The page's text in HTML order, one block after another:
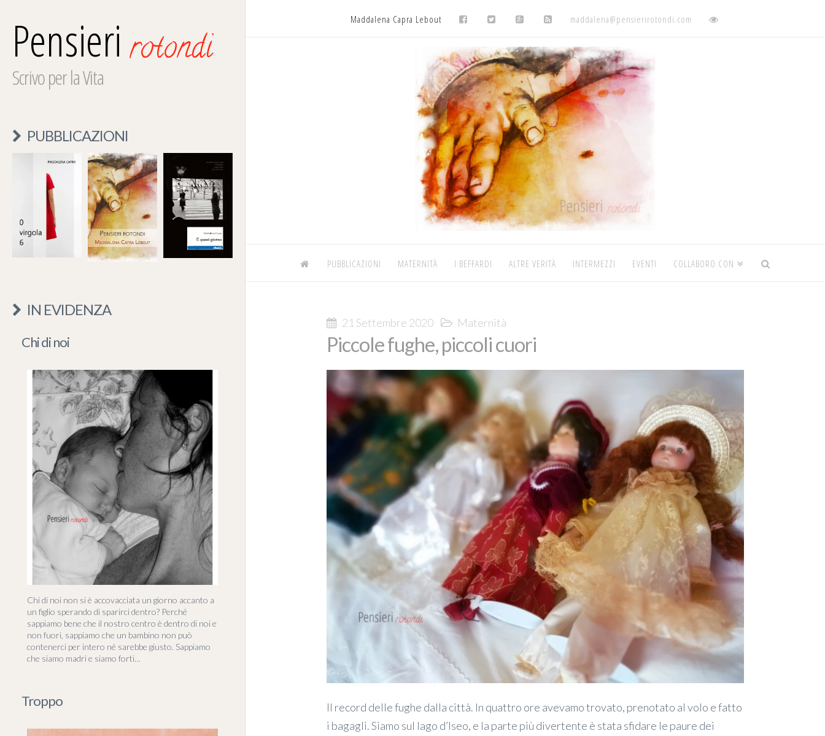
Maddalena Capra Lebout maddalena@pensierirotondi.com
PUBBLICAZIONI MATERNITÀ I BEFFARDI ALTRE VERITÀ INTERMEZZI EVENTI COLLABORO CON
21 Settembre 2020 Maternità
Piccole fughe, piccoli cuori
Il record delle fughe dalla città. In quattro ore avevamo trovato, prenotato al volo e fatto
i bagagli. Siamo sul lago d’Iseo, e la parte più divertente è stata sfidare le paure dei
Pensieri rotondi
Scrivo per la Vita
PUBBLICAZIONI
IN EVIDENZA
Chi di noi
Chi di noi non si è accovacciata un giorno accanto a
un figlio sperando di sparirci dentro? Perché
sappiamo bene che il nostro centro è dentro di noi e
non fuori, sappiamo che un bambino non può
contenerci per intero né sarebbe giusto. Sappiamo
che siamo madri e siamo forti…
Troppo